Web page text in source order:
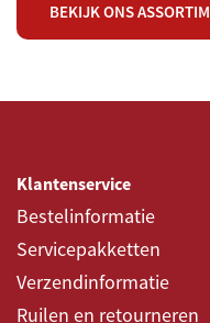
BEKIJK ONS
Klantenservice
Bestelinformatie
Servicepakketten
Verzendinformatie
Ruilen en retourneren